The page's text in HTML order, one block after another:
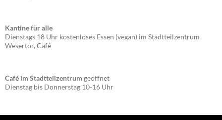
Kantine für alle
Dienstags 18 Uhr kostenloses Essen (vegan) im Stadtteilzentrum
Wesertor, Café
Café im Stadtteilzentrum geöffnet
Dienstag bis Donnerstag 10-16 Uhr